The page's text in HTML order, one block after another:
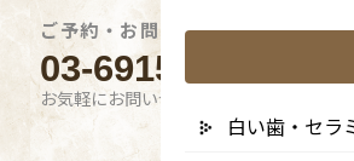
ご予約・お問い合わせはこちら
03-6915-1315
お気軽にお問い合わせください
白い歯・セラ